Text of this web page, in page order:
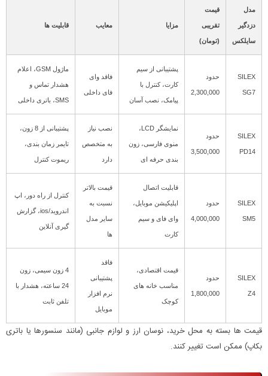
مدل
دزدگیر
سایلکس
قیمت
تقریبی
(تومان)
مزایا معایب قابلیت ها
SILEX
SG7
حدود
2,300,000
پشتیبانی از سیم
کارت، کنترل با
پیامک، نصب آسان
فاقد وای
فای داخلی
ماژول GSM، اعلام
هشدار تماس و
SMS، باتری داخلی
SILEX
PD14
حدود
3,500,000
نمایشگر LCD،
منوی فارسی، زون
بندی حرفه ای
نصب نیاز
به متخصص
دارد
پشتیبانی از 8 زون،
تایمر زمان بندی،
ریموت کنترل
SILEX
SM5
حدود
4,000,000
قابلیت اتصال
اپلیکیشن موبایل،
وای فای و سیم
کارت
قیمت بالاتر
نسبت به
سایر مدل
ها
کنترل از راه دور، اپ
اندروید/ios، گزارش
گیری آنلاین
SILEX
Z4
حدود
1,800,000
قیمت اقتصادی،
مناسب خانه های
کوچک
فاقد
پشتیبانی
نرم افزار
موبایل
4 زون سیمی، زون
24 ساعته، هشدار با
تلفن ثابت
قیمت ها بسته به محل خرید، نوسان ارز و لوازم جانبی (مانند سنسورها یا باتری
بکاپ) ممکن است تغییر کنند.